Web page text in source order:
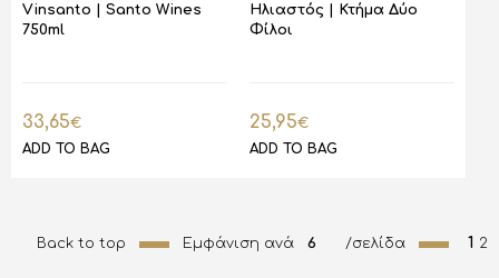
Vinsanto | Santo Wines
750ml
33,65€
ADD TO BAG
Ηλιαστός | Κτήμα Δύο
Φίλοι
25,95€
ADD TO BAG
Back to top Εμφάνιση ανά 6 /σελίδα 1 2